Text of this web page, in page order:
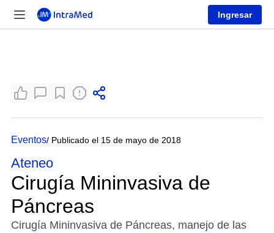
Ingresar
Eventos/ Publicado el 15 de mayo de 2018
Ateneo
Cirugía Mininvasiva de
Páncreas
Cirugía Mininvasiva de Páncreas, manejo de las